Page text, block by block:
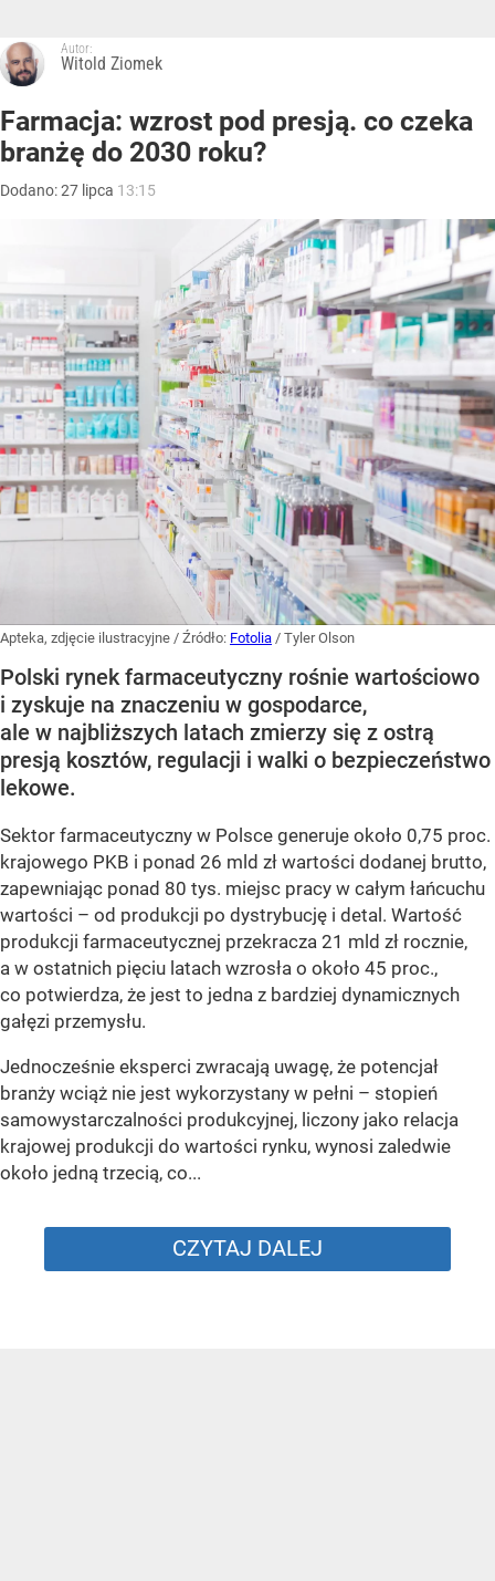
Autor:
Witold Ziomek
Farmacja: wzrost pod presją. co czeka
branżę do 2030 roku?
Dodano:27 lipca 13:15
Apteka, zdjęcie ilustracyjne / Źródło: Fotolia / Tyler Olson
Polski rynek farmaceutyczny rośnie wartościowo
i zyskuje na znaczeniu w gospodarce,
ale w najbliższych latach zmierzy się z ostrą
presją kosztów, regulacji i walki o bezpieczeństwo
lekowe.
Sektor farmaceutyczny w Polsce generuje około 0,75 proc.
krajowego PKB i ponad 26 mld zł wartości dodanej brutto,
zapewniając ponad 80 tys. miejsc pracy w całym łańcuchu
wartości – od produkcji po dystrybucję i detal. Wartość
produkcji farmaceutycznej przekracza 21 mld zł rocznie,
a w ostatnich pięciu latach wzrosła o około 45 proc.,
co potwierdza, że jest to jedna z bardziej dynamicznych
gałęzi przemysłu.
Jednocześnie eksperci zwracają uwagę, że potencjał
branży wciąż nie jest wykorzystany w pełni – stopień
samowystarczalności produkcyjnej, liczony jako relacja
krajowej produkcji do wartości rynku, wynosi zaledwie
około jedną trzecią, co...
CZYTAJ DALEJ